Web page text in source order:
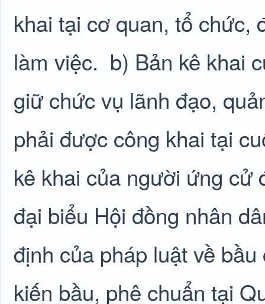
khai tại cơ quan, tổ chức,
làm việc. b) Bản kê khai
giữ chức vụ lãnh đạo,
phải được công khai tại
kê khai của người ứng cử
đại biểu Hội đồng nhân
định của pháp luật về
kiến bầu, phê chuẩn tại